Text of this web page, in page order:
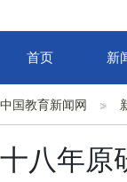
首页 新
中国教育新闻网
十八年原